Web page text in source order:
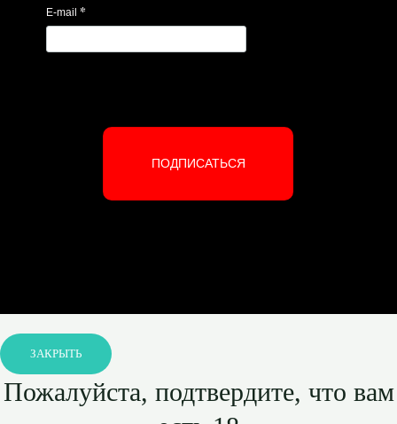
E-mail *
ПОДПИСАТЬСЯ
ЗАКРЫТЬ
Пожалуйста, подтвердите, что вам